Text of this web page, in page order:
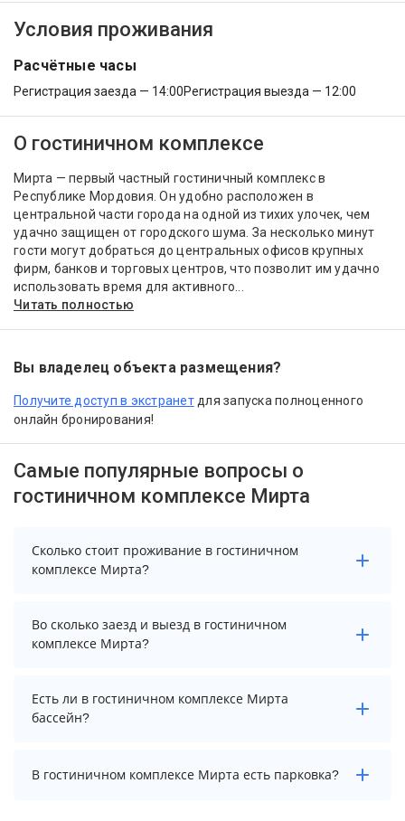
Условия проживания
Расчётные часы
Регистрация заезда — 14:00Регистрация выезда — 12:00
О гостиничном комплексе
Мирта — первый частный гостиничный комплекс в
Республике Мордовия. Он удобно расположен в
центральной части города на одной из тихих улочек, чем
удачно защищен от городского шума. За несколько минут
гости могут добраться до центральных офисов крупных
фирм, банков и торговых центров, что позволит им удачно
использовать время для активного...
Читать полностью
Вы владелец объекта размещения?
Получите доступ в экстранетдля запуска полноценного
онлайн бронирования!
Самые популярные вопросы о
гостиничном комплексе Мирта
Сколько стоит проживание в гостиничном
комплексе Мирта?
Чтобы увидеть актуальные цены на проживание в
гостиничном комплексе Мирта, выберите нужные
Во сколько заезд и выезд в гостиничном
комплексе Мирта?
Заезд возможен после 14:00, а выезд необходимо
осуществить до 12:00.
Есть ли в гостиничном комплексе Мирта
бассейн?
В гостиничном комплексе Мирта есть бассейн.
В гостиничном комплексе Мирта есть парковка?